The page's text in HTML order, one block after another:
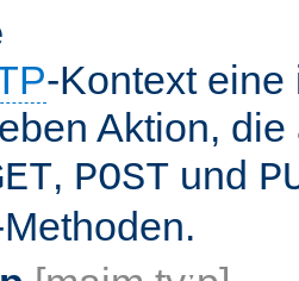
-Kontext eine
Aktion,
, POST und